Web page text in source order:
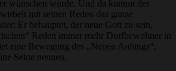
wünschen würde. Und da kommt der
mit seinen Reden das ganze
Er behauptet, der neue Gott zu sein,
Reden immer mehr Dorfbewohner in
eine Bewegung des „Neuen Anfangs“,
Sekte nennen.